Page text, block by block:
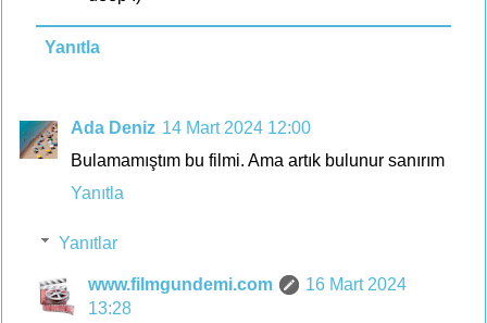
Yanıtla
Ada Deniz 14 Mart 2024 12:00
Bulamamıştım bu filmi. Ama artık bulunur sanırım
Yanıtla
Yanıtlar
www.filmgundemi.com
16 Mart 2024
13:28